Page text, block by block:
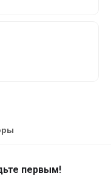
первым!